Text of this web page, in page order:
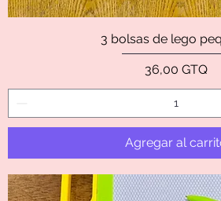
3 bolsas de lego
Precio
36,00 GTQ
Agregar al